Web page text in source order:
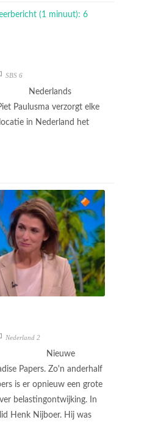
SBS 6
Nederlands
Paulusma verzorgt elke
in Nederland het
Nederland 2
Nieuwe
Papers. Zo'n anderhalf
is er opnieuw een grote
belastingontwijking. In
Henk Nijboer. Hij was